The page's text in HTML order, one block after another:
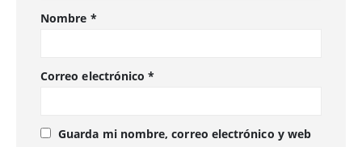
Nombre *
Correo electrónico*
Guarda mi nombre, correo electrónico y web